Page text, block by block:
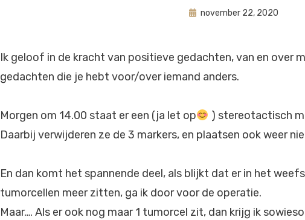
doorastrid
Geplaatst
november 22, 2020
Ik geloof in de kracht van positieve gedachten, van en over
gedachten die je hebt voor/over iemand anders.
Morgen om 14.00 staat er een (ja let op
) stereotactisch
Daarbij verwijderen ze de 3 markers, en plaatsen ook weer
En dan komt het spannende deel, als blijkt dat er in het
tumorcellen meer zitten, ga ik door voor de operatie.
Maar…. Als er ook nog maar 1 tumorcel zit, dan krijg ik